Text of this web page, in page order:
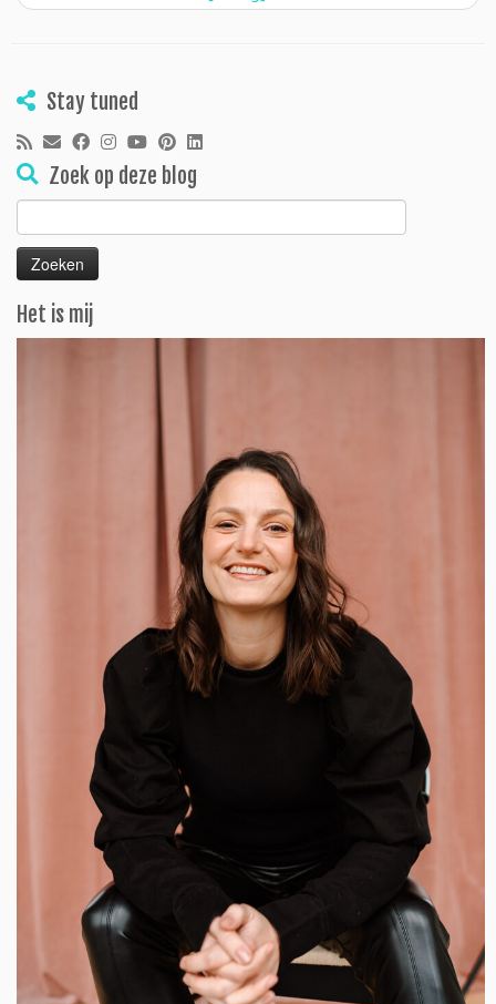
Stay tuned
Zoek op deze blog
naar:
Het is mij